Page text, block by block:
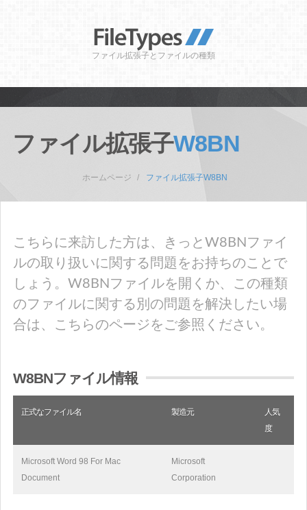
ファイル拡張子とファイルの種類
ファイル拡張子W8BN
ホームページ ファイル拡張子W8BN
こちらに来訪した方は、きっとW8BNファイ
ルの取り扱いに関する問題をお持ちのことで
しょう。W8BNファイルを開くか、この種類
のファイルに関する別の問題を解決したい場
合は、こちらのページをご参照ください。
W8BNファイル情報
正式なファイル名 製造元
人気
度
Microsoft Word 98 For Mac
Document
Microsoft
Corporation